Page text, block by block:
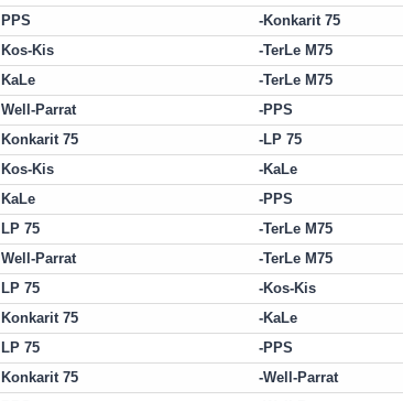
PPS Konkarit 75
Kos-Kis TerLe M75
KaLe TerLe M75
Well-Parrat PPS
Konkarit 75 LP 75
Kos-Kis KaLe
KaLe PPS
LP 75 TerLe M75
Well-Parrat TerLe M75
LP 75 Kos-Kis
Konkarit 75 KaLe
LP 75 PPS
Konkarit 75 Well-Parrat